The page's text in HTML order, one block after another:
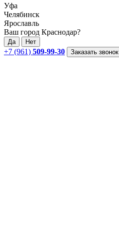
Уфа
Челябинск
Ярославль
Ваш город Краснодар?
Да Нет
+7 (961) 509-99-30 Заказать звонок